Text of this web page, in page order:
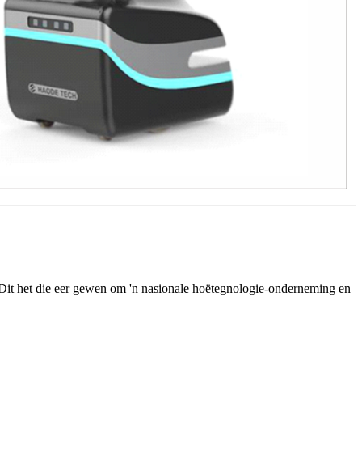
het die eer gewen om 'n nasionale hoëtegnologie-onderneming en